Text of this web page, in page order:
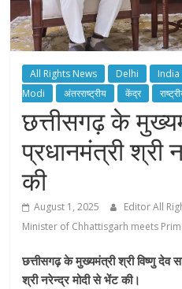
All Rights News Delhi India
Modi
अंतरराष्ट्रीय केंद्र
छत्तीसगढ़ के
प्रधानमंत्री श्री
की
August 1, 2025 Editor All
Minister of Chhattisgarh meets
छत्तीसगढ़ के मुख्यमंत्री श्री विष्णु देव
श्री नरेन्द्र मोदी से भेंट की।